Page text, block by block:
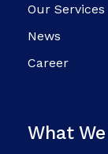
Our Services
News
Career
What